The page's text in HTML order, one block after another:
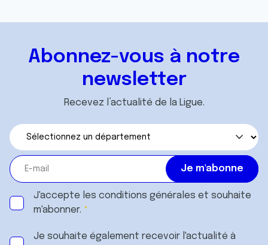
Abonnez-vous à notre
newsletter
Recevez l’actualité de la Ligue.
J'accepte les conditions générales et souhaite
m'abonner.
Je souhaite également recevoir l'actualité à